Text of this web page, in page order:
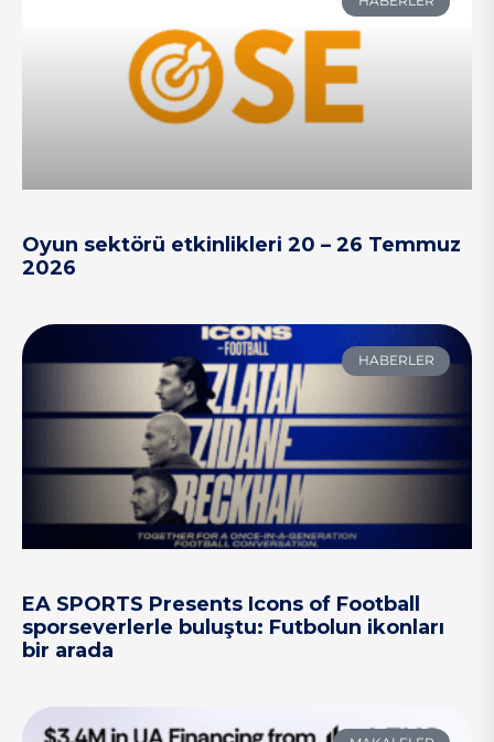
Oyun sektörü etkinlikleri 20 – 26 Temmuz
2026
HABERLER
EA SPORTS Presents Icons of Football
sporseverlerle buluştu: Futbolun ikonları
bir arada